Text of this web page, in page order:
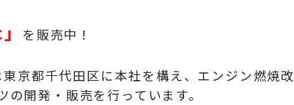
を販売中！
東京都千代田区に本社を構え、エンジン燃焼改
開発・販売を行っています。